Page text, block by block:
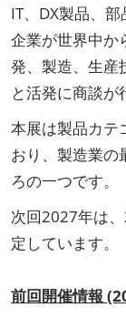
IT、DX製品、
企業が世界中か
発、製造、生産
と活発に商談が
本展は製品カテ
おり、製造業の
ろの一つです。
次回2027年は
定しています。
前回開催情報